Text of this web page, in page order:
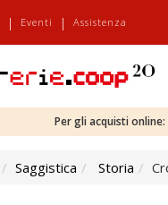
| Eventi | Assistenza
Per gli acquisti
Saggistica Storia